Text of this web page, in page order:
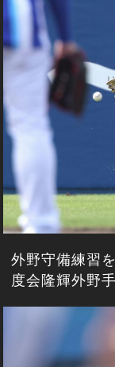
外野守備練習
度会隆輝外野手